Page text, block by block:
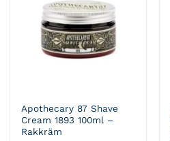
Apothecary 87 Shave
Cream 1893 100ml –
Rakkräm